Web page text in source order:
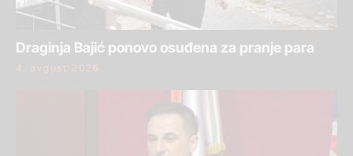
Draginja Bajić ponovo osuđena za pranje para
4. avgust 2026.